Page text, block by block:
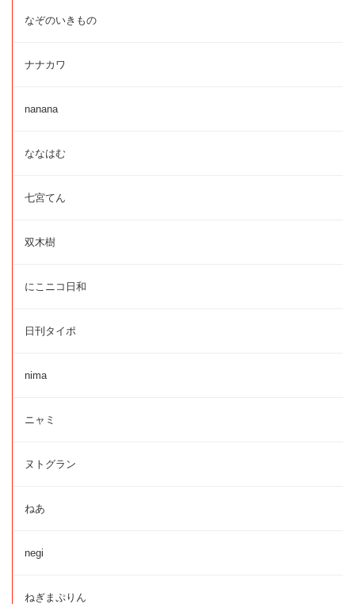
なぞのいきもの
ナナカワ
nanana
ななはむ
七宮てん
双木樹
にこニコ日和
日刊タイポ
nima
ニャミ
ヌトグラン
ねあ
negi
ねぎまぷりん